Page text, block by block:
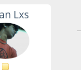
Lxs